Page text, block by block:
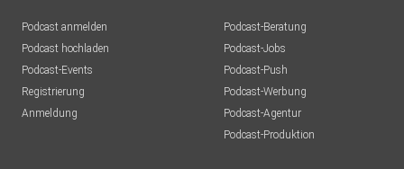
Podcast anmelden
Podcast hochladen
Podcast-Events
Registrierung
Anmeldung
Podcast-Beratung
Podcast-Jobs
Podcast-Push
Podcast-Werbung
Podcast-Agentur
Podcast-Produktion